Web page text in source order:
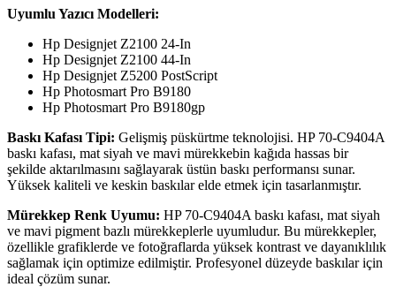
Uyumlu Yazıcı Modelleri:
Hp Designjet Z2100 24-In
Hp Designjet Z2100 44-In
Hp Designjet Z5200 PostScript
Hp Photosmart Pro B9180
Hp Photosmart Pro B9180gp
Baskı Kafası Tipi: Gelişmiş püskürtme teknolojisi. HP 70-C9404A
baskı kafası, mat siyah ve mavi mürekkebin kağıda hassas bir
şekilde aktarılmasını sağlayarak üstün baskı performansı sunar.
Yüksek kaliteli ve keskin baskılar elde etmek için tasarlanmıştır.
Mürekkep Renk Uyumu: HP 70-C9404A baskı kafası, mat siyah
ve mavi pigment bazlı mürekkeplerle uyumludur. Bu mürekkepler,
özellikle grafiklerde ve fotoğraflarda yüksek kontrast ve dayanıklılık
sağlamak için optimize edilmiştir. Profesyonel düzeyde baskılar için
ideal çözüm sunar.